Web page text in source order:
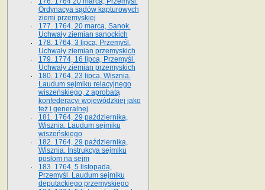
Ordynacya sądów kapturowych
ziemi przemyskiej
177. 1764, 20 marca, Sanok.
Uchwały ziemian sanockich
178. 1764, 3 lipca, Przemyśl.
Uchwały ziemian przemyskich
179. 1774, 16 lipca, Przemyśl.
Uchwały ziemian przemyskich
180. 1764, 23 lipca, Wisznia.
Laudum sejmiku relacyjnego
wiszeńskiego, z aprobatą
konfederacyi wojewódzkiej jako
też i generalnej
181. 1764, 29 października,
Wisznia. Laudum sejmiku
wiszeńskiego
182. 1764, 29 października,
Wisznia. Instrukcya sejmiku
posłom na sejm
183. 1764, 5 listopada,
Przemyśl. Laudum sejmiku
deputackiego przemyskiego